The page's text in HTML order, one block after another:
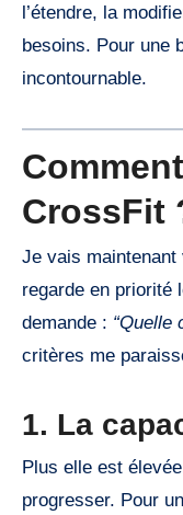
l’étendre, la
besoins. Pour une
incontournable.
CrossFit
Je vais maintenant
regarde en priorité
demande : “Quelle
critères me
1. La
Plus elle est
progresser. Pour